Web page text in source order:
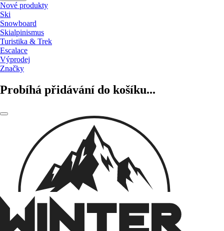
Nové produkty
Ski
Snowboard
Skialpinismus
Turistika & Trek
Escalace
Výprodej
Značky
Probíhá přidávání do košíku...